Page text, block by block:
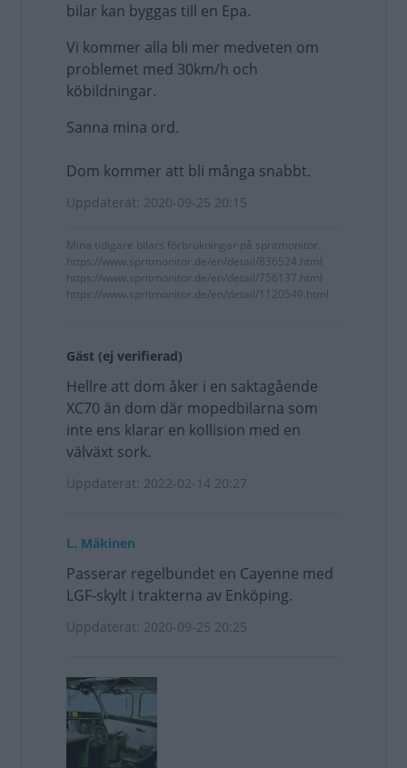
bilar kan byggas till en Epa.
Vi kommer alla bli mer medveten om
problemet med 30km/h och
köbildningar.
Sanna mina ord.
Dom kommer att bli många snabbt.
Uppdaterat: 2020-09-25 20:15
Mina tidigare bilars förbrukningar på spritmonitor..
https://www.spritmonitor.de/en/detail/836524.html
https://www.spritmonitor.de/en/detail/756137.html
https://www.spritmonitor.de/en/detail/1120549.html
Gäst (ej verifierad)
Hellre att dom åker i en saktagående
XC70 än dom där mopedbilarna som
inte ens klarar en kollision med en
välväxt sork.
Uppdaterat: 2022-02-14 20:27
L. Mäkinen
Passerar regelbundet en Cayenne med
LGF-skylt i trakterna av Enköping.
Uppdaterat: 2020-09-25 20:25